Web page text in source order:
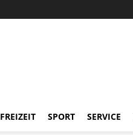
FREIZEIT SPORT SERVICE